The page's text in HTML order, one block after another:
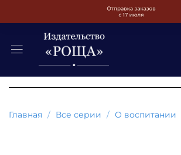
Главная Все серии О воспитании